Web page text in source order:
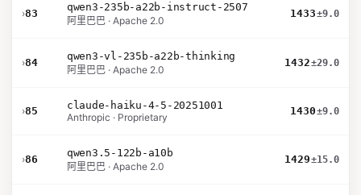
›83
qwen3-235b-a22b-instruct-2507
阿里巴巴 · Apache 2.0
1433±9.0
›84
qwen3-vl-235b-a22b-thinking
阿里巴巴 · Apache 2.0
1432±29.0
›85
claude-haiku-4-5-20251001
Anthropic · Proprietary
1430±9.0
›86
qwen3.5-122b-a10b
阿里巴巴 · Apache 2.0
1429±15.0